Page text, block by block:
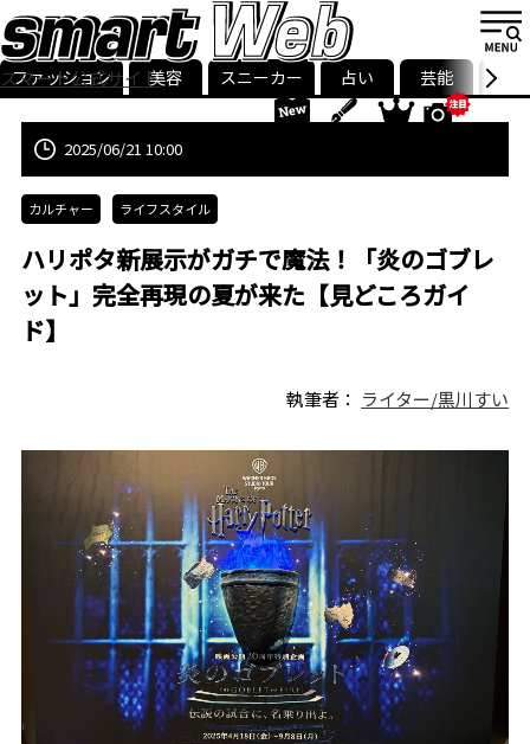
スマート公式サイト
smart最新号
記事一覧ランキング
ストリ
ファッション 美容 スニーカー 占い 芸能 グル
2025/06/21 10:00
カルチャー ライフスタイル
ハリポタ新展示がガチで魔法！「炎のゴブレ
ット」完全再現の夏が来た【見どころガイ
ド】
執筆者： ライター/黒川すい